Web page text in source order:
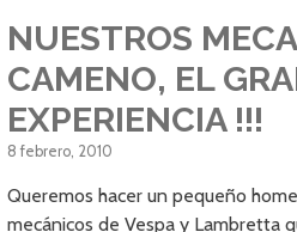
NUESTROS
CAMENO, EL
EXPERIENCIA !!!
8 febrero, 2010
Queremos hacer un pequeño
mecánicos de Vespa y Lambretta